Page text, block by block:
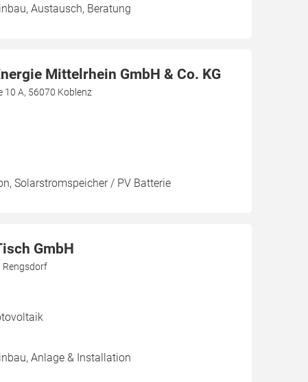
Austausch, Beratung
Mittelrhein GmbH & Co. KG
10 A, 56070 Koblenz
Solarstromspeicher / PV Batterie
GmbH
Rengsdorf
Anlage & Installation